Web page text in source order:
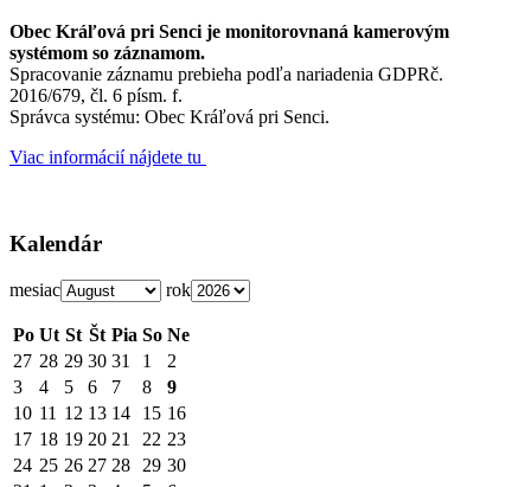
Obec Kráľová pri Senci je monitorovnaná kamerovým
systémom so záznamom.
Spracovanie záznamu prebieha podľa nariadenia GDPRč.
2016/679, čl. 6 písm. f.
Správca systému: Obec Kráľová pri Senci.
Viac informácií nájdete tu
Kalendár
mesiac rok
Po Ut St Št Pia So Ne
27 28 29 30 31 1
2
3
4 5 6 7 8
9
10 11 12 13 14 15 16
17 18 19 20 21 22 23
24 25 26 27 28 29 30